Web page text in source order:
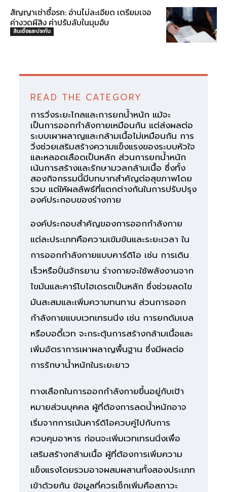
สัญญาเช่าซื้อรถ: อ่านไม่ละเอียด เตรียมเจอ
ค่างวดผีสิง ค่าปรับลับในมุมอับ
สินเชื่อและประกัน
READ THE CATEGORY
การวิ่งระยะไกลและการยกน้ำหนัก แม้จะ
เป็นการออกกำลังกายเหมือนกัน แต่ส่งผลต่อ
ระบบเผาผลาญและกล้ามเนื้อไม่เหมือนกัน การ
วิ่งช่วยเสริมสร้างความแข็งแรงของระบบหัวใจ
และหลอดเลือดเป็นหลัก ส่วนการยกน้ำหนัก
เน้นการสร้างและรักษามวลกล้ามเนื้อ ซึ่งทั้ง
สองกิจกรรมนี้มีบทบาทสำคัญต่อสุขภาพโดย
รวม แต่ให้ผลลัพธ์ที่แตกต่างกันในการปรับปรุง
องค์ประกอบของร่างกาย
องค์ประกอบสำคัญของการออกกำลังกาย
แต่ละประเภทคือความเข้มข้นและระยะเวลา ใน
การออกกำลังกายแบบคาร์ดิโอ เช่น การเดิน
เร็วหรือปั่นจักรยาน ร่างกายจะใช้พลังงานจาก
ไขมันและคาร์โบไฮเดรตเป็นหลัก ซึ่งช่วยลดไข
มันสะสมและเพิ่มความทนทาน ส่วนการออก
กำลังกายแบบเวทเทรนนิ่ง เช่น การยกดัมเบล
หรือบอดี้เวท จะกระตุ้นการสร้างกล้ามเนื้อและ
เพิ่มอัตราการเผาผลาญพื้นฐาน ซึ่งมีผลต่อ
การรักษาน้ำหนักในระยะยาว
ทางเลือกในการออกกำลังกายขึ้นอยู่กับเป้า
หมายส่วนบุคคล ผู้ที่ต้องการลดน้ำหนักอาจ
เริ่มจากการเน้นคาร์ดิโอควบคู่ไปกับการ
ควบคุมอาหาร ก่อนจะเพิ่มเวทเทรนนิ่งเพื่อ
เสริมสร้างกล้ามเนื้อ ผู้ที่ต้องการเพิ่มความ
แข็งแรงโดยรวมอาจผสมผสานทั้งสองประเภท
เข้าด้วยกัน ข้อมูลที่ควรเช็กเพิ่มคือสภาวะ